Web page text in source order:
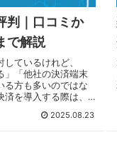
判｜口コミか
で解説
ているけれど、
」「他社の決済端末
る方も多いのではな
を導入する際は、
ね。楽天ペイターミ
ば端末代が0円、月額
2025.08.23